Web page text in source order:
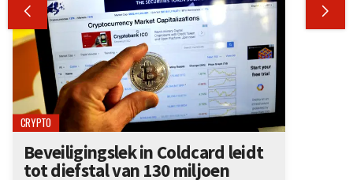
 
CRYPTO
Beveiligingslek in Coldcard leidt
tot diefstal van 130 miljoen